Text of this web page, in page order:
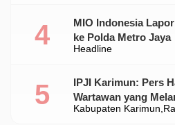
Headline
MIO Indonesia
ke Polda Metro Jaya
Kabupaten Karimun
IPJI Karimun: Pers
Wartawan yang
Dikoreksi